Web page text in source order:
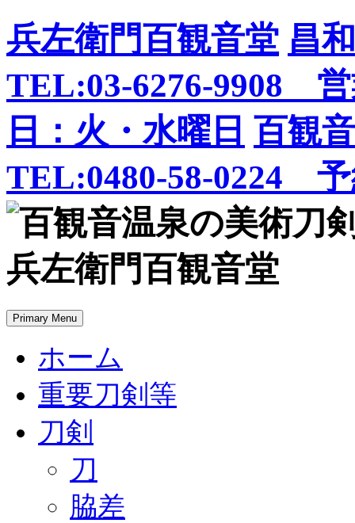
Skip
to
content
兵左衛門百観音堂 昌
TEL:03-6276-9908
日：火・水曜日 百観
TEL:0480-58-0224
Primary Menu
ホーム
重要刀剣等
刀剣
刀
脇差